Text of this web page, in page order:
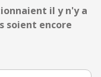
il y n'y a
soient encore